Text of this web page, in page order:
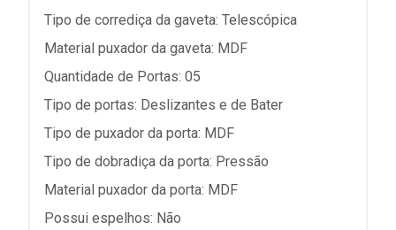
Tipo de corrediça da gaveta: Telescópica
Material puxador da gaveta: MDF
Quantidade de Portas: 05
Tipo de portas: Deslizantes e de Bater
Tipo de puxador da porta: MDF
Tipo de dobradiça da porta: Pressão
Material puxador da porta: MDF
Possui espelhos: Não